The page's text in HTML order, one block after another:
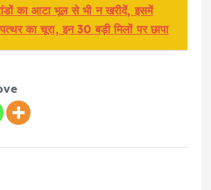
का आटा भूल से भी न खरीदें, इसमें
पत्थर का चूरा, इन 30 बड़ी मिलों पर छापा